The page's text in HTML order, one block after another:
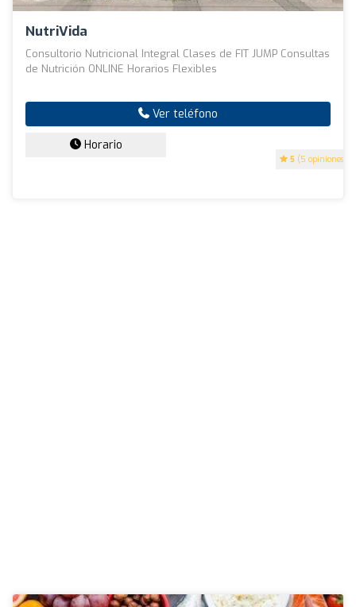
NutriVida
5 (5 opiniones)
Consultorio Nutricional Integral Clases de FIT JUMP Consultas
de Nutrición ONLINE Horarios Flexibles
Ver teléfono
Horario